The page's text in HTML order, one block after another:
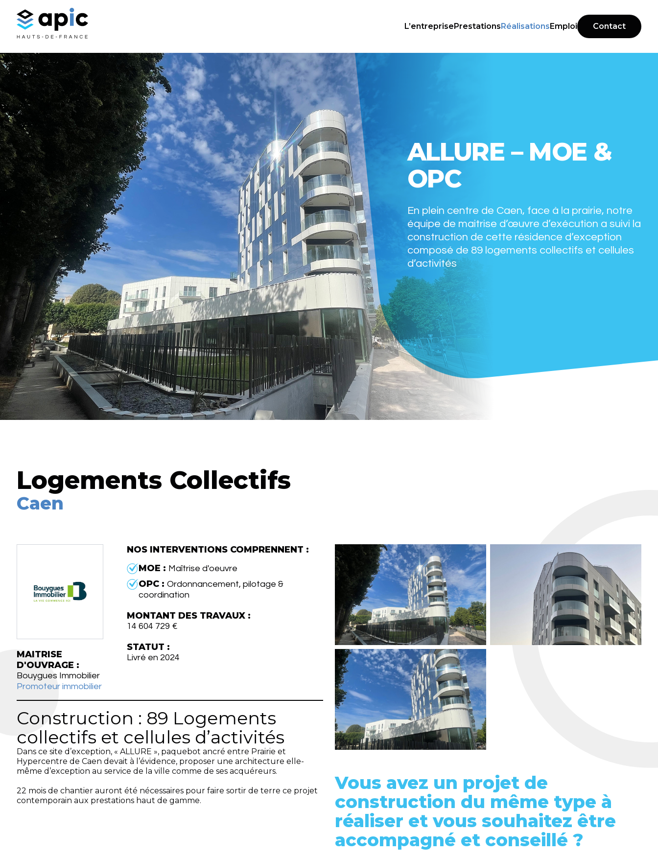
L’entreprisePrestationsRéalisationsEmploi Contact
ALLURE – MOE &
OPC
En plein centre de Caen, face à la prairie, notre
équipe de maitrise d’œuvre d’exécution a suivi la
construction de cette résidence d’exception
composé de 89 logements collectifs et cellules
d’activités
Logements Collectifs
Caen
MAITRISE
D'OUVRAGE :
Bouygues Immobilier
Promoteur immobilier
NOS INTERVENTIONS COMPRENNENT :
MOE : Maîtrise d'oeuvre
OPC : Ordonnancement, pilotage &
coordination
MONTANT DES TRAVAUX :
14 604 729 €
STATUT :
Livré en 2024
Construction : 89 Logements
collectifs et cellules d’activités
Dans ce site d’exception, « ALLURE », paquebot ancré entre Prairie et
Hypercentre de Caen devait à l’évidence, proposer une architecture elle-
même d’exception au service de la ville comme de ses acquéreurs.
22 mois de chantier auront été nécessaires pour faire sortir de terre ce projet
contemporain aux prestations haut de gamme.
Vous avez un projet de
construction du même type à
réaliser et vous souhaitez être
accompagné et conseillé ?